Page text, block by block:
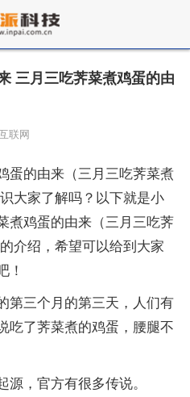
三月三吃荠菜煮鸡蛋的由
联网
蛋的由来（三月三吃荠菜煮
大家了解吗？以下就是小
煮鸡蛋的由来（三月三吃荠
介绍，希望可以给到大家
！
第三个月的第三天，人们有
吃了荠菜煮的鸡蛋，腰腿不
源，官方有很多传说。